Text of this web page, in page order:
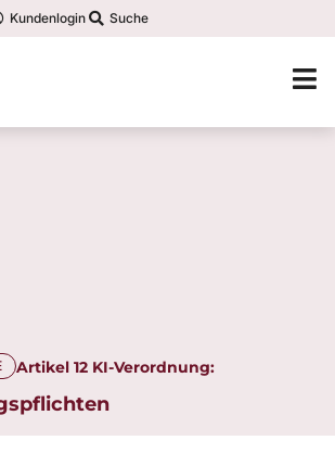
Kundenlogin Suche
Artikel 12 KI-Verordnung: